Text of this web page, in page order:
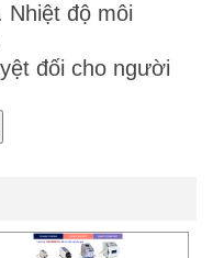
độ môi
đối cho người